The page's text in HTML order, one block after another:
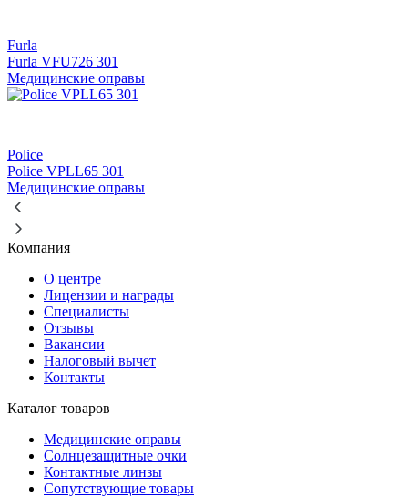
Furla
Furla VFU726 301
Медицинские оправы
Police
Police VPLL65 301
Медицинские оправы
Компания
О центре
Лицензии и награды
Специалисты
Отзывы
Вакансии
Налоговый вычет
Контакты
Каталог товаров
Медицинские оправы
Солнцезащитные очки
Контактные линзы
Сопутствующие товары